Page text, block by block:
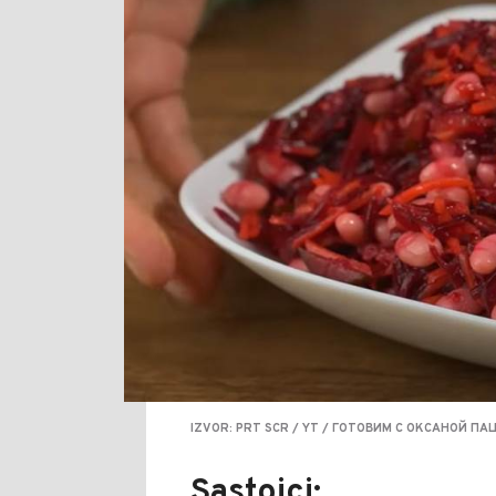
IZVOR: PRT SCR / YT / ГОТОВИМ С ОКСАНОЙ